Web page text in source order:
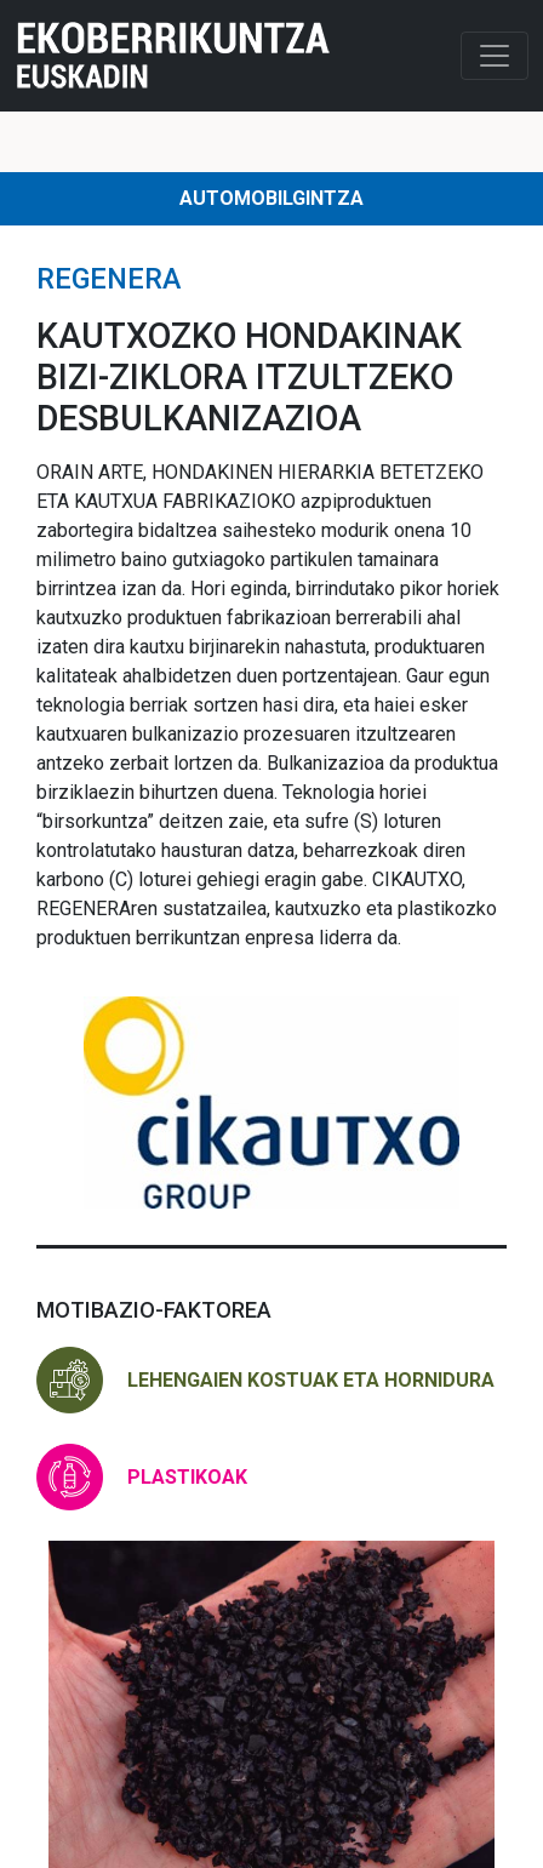
AUTOMOBILGINTZA
REGENERA
KAUTXOZKO HONDAKINAK
BIZI-ZIKLORA ITZULTZEKO
DESBULKANIZAZIOA
ORAIN ARTE, HONDAKINEN HIERARKIA BETETZEKO
ETA KAUTXUA FABRIKAZIOKO azpiproduktuen
zabortegira bidaltzea saihesteko modurik onena 10
milimetro baino gutxiagoko partikulen tamainara
birrintzea izan da. Hori eginda, birrindutako pikor horiek
kautxuzko produktuen fabrikazioan berrerabili ahal
izaten dira kautxu birjinarekin nahastuta, produktuaren
kalitateak ahalbidetzen duen portzentajean. Gaur egun
teknologia berriak sortzen hasi dira, eta haiei esker
kautxuaren bulkanizazio prozesuaren itzultzearen
antzeko zerbait lortzen da. Bulkanizazioa da produktua
birziklaezin bihurtzen duena. Teknologia horiei
“birsorkuntza” deitzen zaie, eta sufre (S) loturen
kontrolatutako hausturan datza, beharrezkoak diren
karbono (C) loturei gehiegi eragin gabe. CIKAUTXO,
REGENERAren sustatzailea, kautxuzko eta plastikozko
produktuen berrikuntzan enpresa liderra da.
MOTIBAZIO-FAKTOREA
LEHENGAIEN KOSTUAK ETA HORNIDURA
PLASTIKOAK